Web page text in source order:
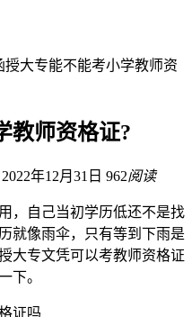
授大专能不能考小学教师资
教师资格证?
年12月31日 962阅读
，自己当初学历低还不是找
就像雨伞，只有等到下雨是
大专文凭可以考教师资格证
下。
证吗